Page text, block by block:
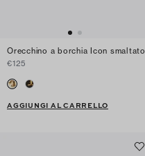
Orecchino a borchia Icon smaltato
€125
AGGIUNGI AL CARRELLO